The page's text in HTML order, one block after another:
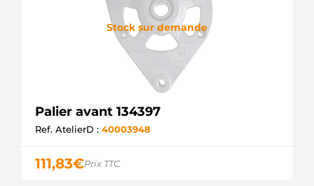
Stock sur demande
Palier avant 134397
Ref. AtelierD : 40003948
111,83€Prix TTC